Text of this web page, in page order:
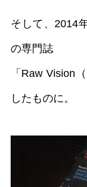
そして、2014
の専門誌
「Raw Vision
したものに。